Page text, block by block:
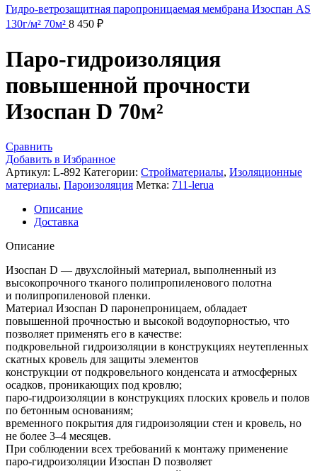
Гидро-ветрозащитная паропроницаемая мембрана Изоспан AS
130г/м² 70м² 8 450 ₽
Паро-гидроизоляция
повышенной прочности
Изоспан D 70м²
Сравнить
Добавить в Избранное
Артикул: L-892 Категории: Стройматериалы, Изоляционные
материалы, Пароизоляция Метка: 711-lerua
Описание
Доставка
Описание
Изоспан D — двухслойный материал, выполненный из
высокопрочного тканого полипропиленового полотна
и полипропиленовой пленки.
Материал Изоспан D паронепроницаем, обладает
повышенной прочностью и высокой водоупорностью, что
позволяет применять его в качестве:
подкровельной гидроизоляции в конструкциях неутепленных
скатных кровель для защиты элементов
конструкции от подкровельного конденсата и атмосферных
осадков, проникающих под кровлю;
паро-гидроизоляции в конструкциях плоских кровель и полов
по бетонным основаниям;
временного покрытия для гидроизоляции стен и кровель, но
не более 3–4 месяцев.
При соблюдении всех требований к монтажу применение
паро-гидроизоляции Изоспан D позволяет